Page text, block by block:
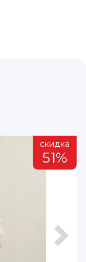
скидка
51%